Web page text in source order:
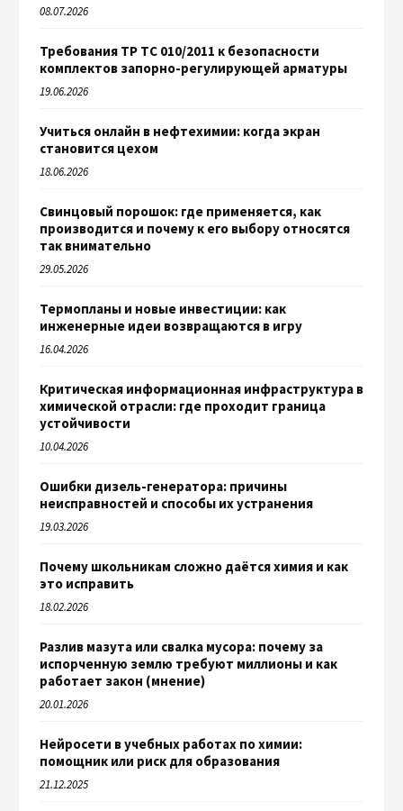
08.07.2026
Требования ТР ТС 010/2011 к безопасности
комплектов запорно-регулирующей арматуры
19.06.2026
Учиться онлайн в нефтехимии: когда экран
становится цехом
18.06.2026
Свинцовый порошок: где применяется, как
производится и почему к его выбору относятся
так внимательно
29.05.2026
Термопланы и новые инвестиции: как
инженерные идеи возвращаются в игру
16.04.2026
Критическая информационная инфраструктура в
химической отрасли: где проходит граница
устойчивости
10.04.2026
Ошибки дизель-генератора: причины
неисправностей и способы их устранения
19.03.2026
Почему школьникам сложно даётся химия и как
это исправить
18.02.2026
Разлив мазута или свалка мусора: почему за
испорченную землю требуют миллионы и как
работает закон (мнение)
20.01.2026
Нейросети в учебных работах по химии:
помощник или риск для образования
21.12.2025